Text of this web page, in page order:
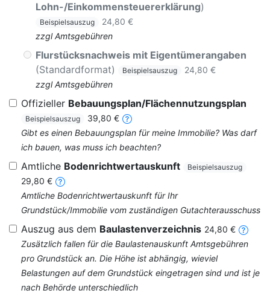
Lohn-/Einkommensteuererklärung)
Beispielsauszug
24,80 €
zzgl Amtsgebühren
Flurstücksnachweis mit Eigentümerangaben
(Standardformat)
Beispielsauszug
24,80 €
zzgl Amtsgebühren
Offizieller Bebauungsplan/Flächennutzungsplan
Beispielsauszug
39,80 €
Gibt es einen Bebauungsplan für meine Immobilie? Was darf
ich bauen, was muss ich beachten?
Amtliche Bodenrichtwertauskunft Beispielsauszug
29,80 €
Amtliche Bodenrichtwertauskunft für Ihr
Grundstück/Immobilie vom zuständigen Gutachterausschuss
Auszug aus dem Baulastenverzeichnis 24,80 €
Zusätzlich fallen für die Baulastenauskunft Amtsgebühren
pro Grundstück an. Die Höhe ist abhängig, wieviel
Belastungen auf dem Grundstück eingetragen sind und ist je
nach Behörde unterschiedlich